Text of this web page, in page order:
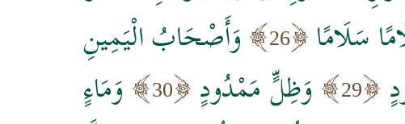
سَلَامًا 26
وَأَصْحَابُ الْيَمِينِ
29 وَظِلٍّ مَمْدُودٍ 30
وَمَاءٍ